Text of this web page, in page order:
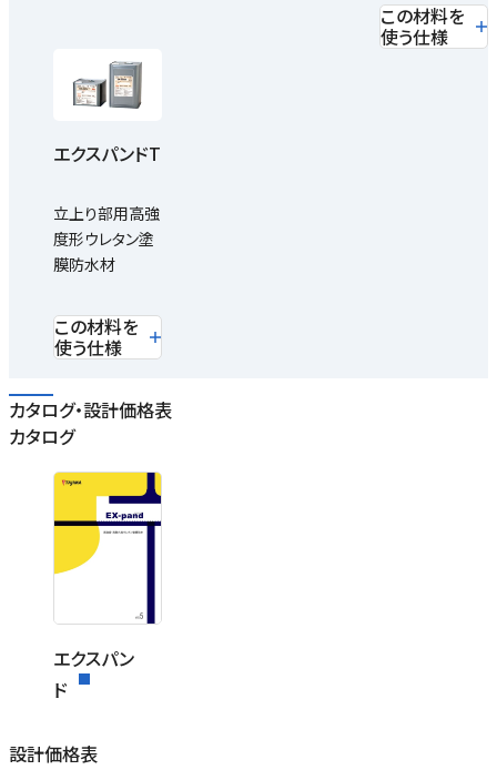
この材料を
使う仕様
エクスパンドT
立上り部用高強
度形ウレタン塗
膜防水材
この材料を
使う仕様
カタログ・設計価格表
カタログ
エクスパン
ド
設計価格表